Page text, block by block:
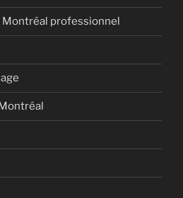
Montréal professionnel